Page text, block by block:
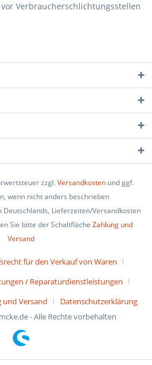
Verbraucherschlichtungsstellen
zzgl.Versandkosten und ggf.
wenn nicht anders beschrieben
Lieferzeiten/Versandkosten
Sie bitte der Schaltfläche Zahlung und
Versand
für den Verkauf von Waren
/ Reparaturdienstleistungen
und Versand
Datenschutzerklärung
- Alle Rechte vorbehalten